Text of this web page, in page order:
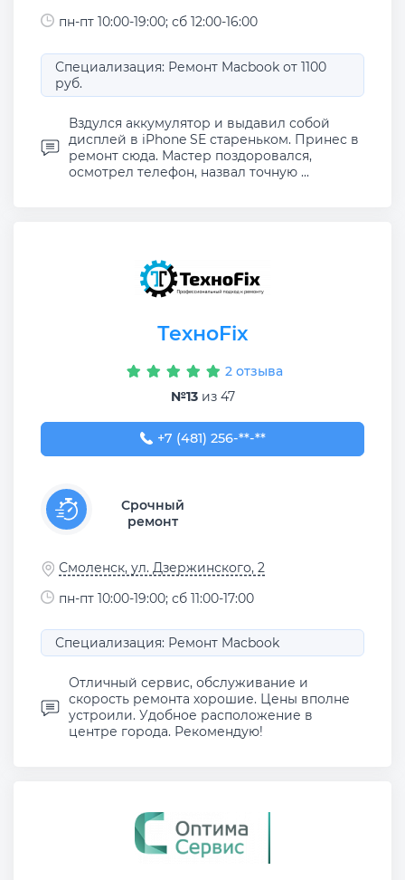
пн-пт 10:00-19:00; сб 12:00-16:00
Специализация: Ремонт Macbook от 1100
руб.
Вздулся аккумулятор и выдавил собой
дисплей в iPhone SE стареньком. Принес в
ремонт сюда. Мастер поздоровался,
осмотрел телефон, назвал точную ...
ТехноFix
2 отзыва
№13из 47
+7 (481) 256-89-79
+7 (481) 256-**-**
Срочный
ремонт
Смоленск, ул. Дзержинского, 2
пн-пт 10:00-19:00; сб 11:00-17:00
Специализация: Ремонт Macbook
Отличный сервис, обслуживание и
скорость ремонта хорошие. Цены вполне
устроили. Удобное расположение в
центре города. Рекомендую!